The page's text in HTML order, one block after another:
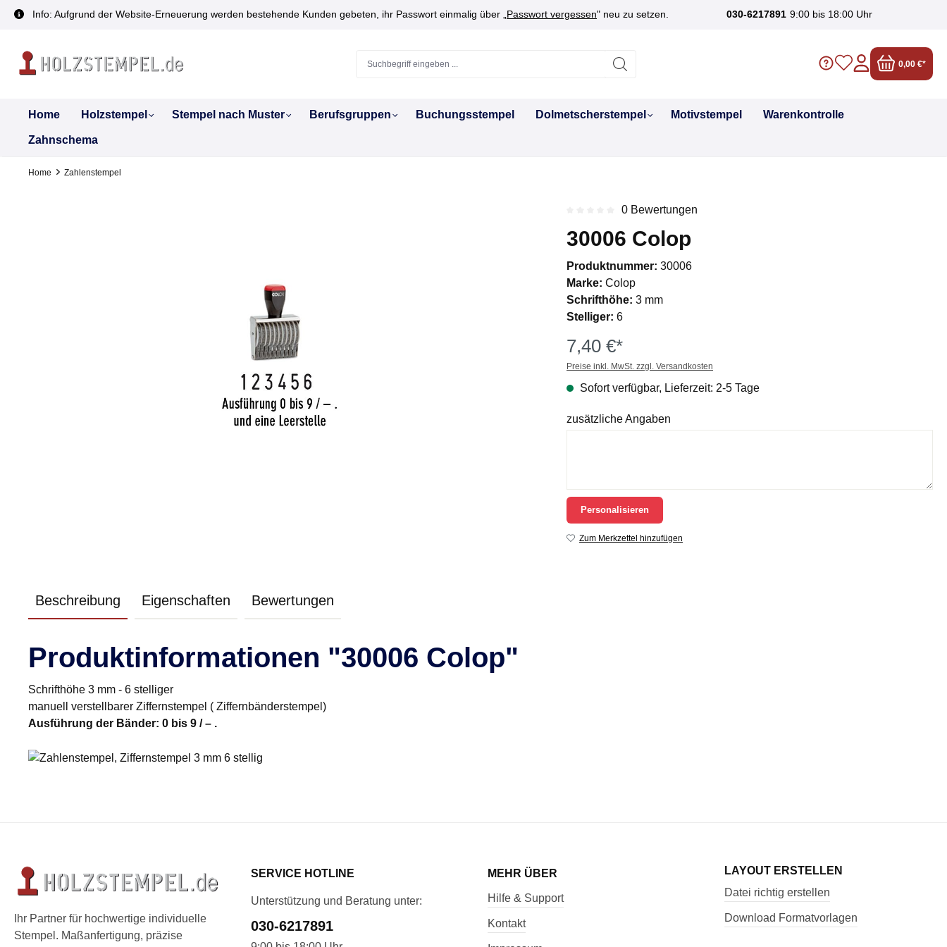
springen
Info: Aufgrund der Website-Erneuerung werden bestehende Kunden gebeten, ihr Passwort einmalig über „ Passwort vergessen" neu zu setzen. 030-6217891 9:00 bis 18:00 Uhr
0,00 €*
Home Holzstempel Stempel nach Muster Berufsgruppen Buchungsstempel Dolmetscherstempel Motivstempel Warenkontrolle
Zahnschema
Home Zahlenstempel
0 Bewertungen
30006 Colop
Produktnummer: 30006
Marke: Colop
Schrifthöhe: 3 mm
Stelliger: 6
7,40 €*
Preise inkl. MwSt. zzgl. Versandkosten
Sofort verfügbar, Lieferzeit: 2-5 Tage
zusätzliche Angaben
Personalisieren
Zum Merkzettel hinzufügen
Beschreibung Eigenschaften Bewertungen
Produktinformationen "30006 Colop"
Schrifthöhe 3 mm - 6 stelliger
manuell verstellbarer Ziffernstempel ( Ziffernbänderstempel)
Ausführung der Bänder: 0 bis 9 / – .
Ihr Partner für hochwertige individuelle
Stempel. Maßanfertigung, präzise
SERVICE HOTLINE
Unterstützung und Beratung unter:
030-6217891
MEHR ÜBER
Hilfe & Support
Kontakt
LAYOUT ERSTELLEN
Datei richtig erstellen
Download Formatvorlagen